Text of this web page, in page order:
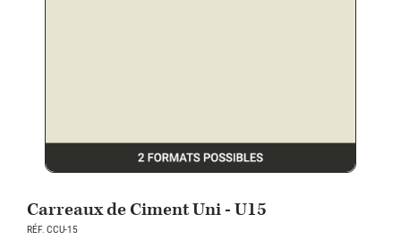
Carreaux de Ciment Uni - U15
RÉF. CCU-15